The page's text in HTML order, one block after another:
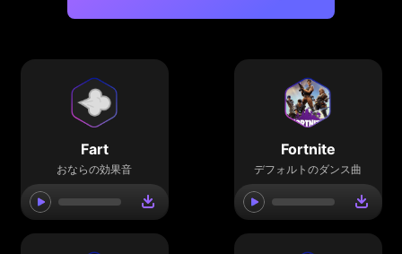
Fart
おならの効果音
Fortnite
デフォルトのダンス曲